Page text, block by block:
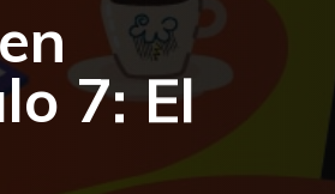
7: El